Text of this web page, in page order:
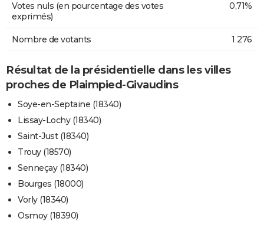
Votes nuls (en pourcentage des votes
exprimés)
0,71%
Nombre de votants 1 276
Résultat de la présidentielle dans les villes
proches de Plaimpied-Givaudins
Soye-en-Septaine (18340)
Lissay-Lochy (18340)
Saint-Just (18340)
Trouy (18570)
Senneçay (18340)
Bourges (18000)
Vorly (18340)
Osmoy (18390)